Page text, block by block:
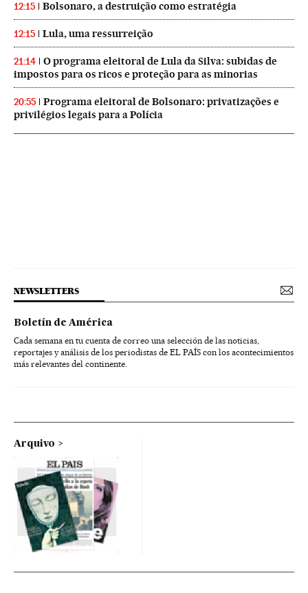
12:15 Bolsonaro, a destruição como estratégia
12:15 Lula, uma ressurreição
21:14
O programa eleitoral de Lula da Silva: subidas de
impostos para os ricos e proteção para as minorias
20:55
Programa eleitoral de Bolsonaro: privatizações e
privilégios legais para a Polícia
NEWSLETTERS
Boletín de América
Cada semana en tu cuenta de correo una selección de las noticias,
reportajes y análisis de los periodistas de EL PAÍS con los acontecimientos
más relevantes del continente.
Arquivo